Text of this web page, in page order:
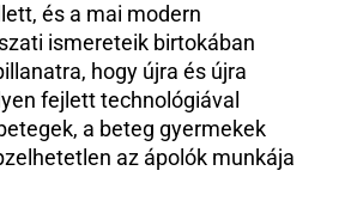
és a mai modern
ismereteik birtokában
hogy újra és újra
fejlett technológiával
a beteg gyermekek
az ápolók munkája